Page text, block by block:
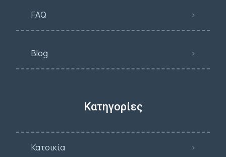
FAQ
Blog
Κατηγορίες
Κατοικία